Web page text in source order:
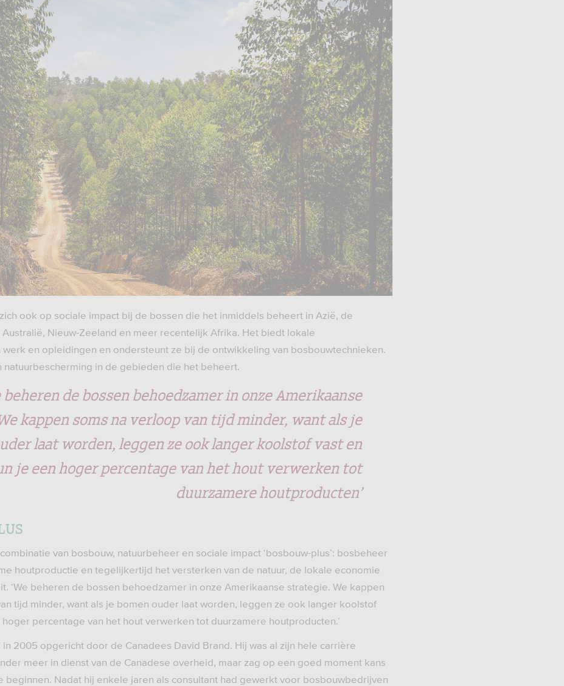
ook op sociale impact bij de bossen die het inmiddels beheert in Azië, de
Nieuw-Zeeland en meer recentelijk Afrika. Het biedt lokale
en opleidingen en ondersteunt ze bij de ontwikkeling van bosbouwtechnieken.
natuurbescherming in de gebieden die het beheert.
beheren de bossen behoedzamer in onze Amerikaanse
kappen soms na verloop van tijd minder, want als je
laat worden, leggen ze ook langer koolstof vast en
je een hoger percentage van het hout verwerken tot
duurzamere houtproducten’
van bosbouw, natuurbeheer en sociale impact ‘bosbouw-plus’: bosbeheer
houtproductie en tegelijkertijd het versterken van de natuur, de lokale economie
‘We beheren de bossen behoedzamer in onze Amerikaanse strategie. We kappen
tijd minder, want als je bomen ouder laat worden, leggen ze ook langer koolstof
percentage van het hout verwerken tot duurzamere houtproducten.’
2005 opgericht door de Canadees David Brand. Hij was al zijn hele carrière
meer in dienst van de Canadese overheid, maar zag op een goed moment kans
beginnen. Nadat hij enkele jaren als consultant had gewerkt voor bosbouwbedrijven